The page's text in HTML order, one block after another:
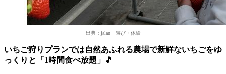
出典：jalan 遊び・体験
いちご狩りプランでは自然あふれる農場で新鮮ないちごをゆ
っくりと「1時間食べ放題」🎵